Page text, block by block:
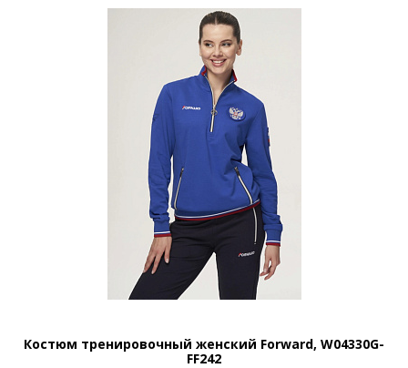
Костюм тренировочный женский Forward, W04330G-
FF242